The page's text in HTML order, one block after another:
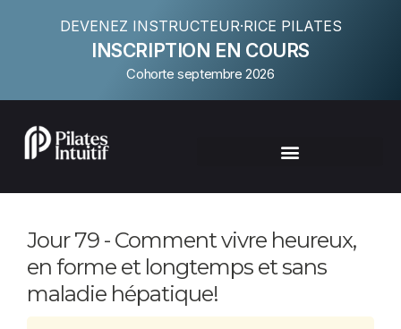
DEVENEZ INSTRUCTEUR·RICE PILATES
INSCRIPTION EN COURS
Cohorte septembre 2026
Jour 79 - Comment vivre heureux,
en forme et longtemps et sans
maladie hépatique!